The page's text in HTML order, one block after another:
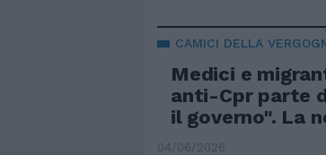
CAMICI DELLA
Medici e
anti-Cpr parte
il governo". La
04/06/2026